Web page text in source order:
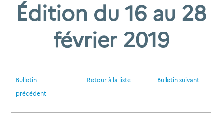
Édition du 16 au 28
février 2019
Bulletin
précédent
Retour à la liste Bulletin suivant